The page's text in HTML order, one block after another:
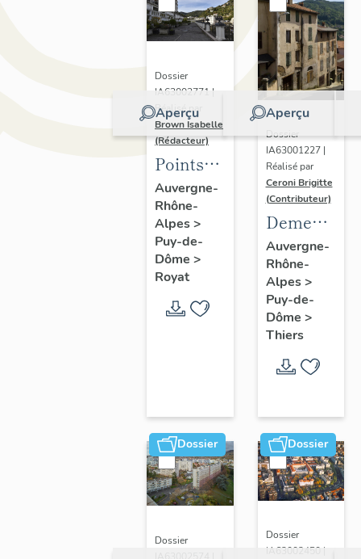
Aperçu
Dossier
IA63002771 |
Réalisé par
Brown Isabelle
(Rédacteur)
Points
de vue
sur le
paysage
thermal
Auvergne-
Rhône-
Alpes>
Puy-de-
Dôme >
Royat
Aperçu
Dossier
IA63001227 |
Réalisé par
Ceroni Brigitte
(Contributeur)
Demeures
en site
de pente
Auvergne-
Rhône-
Alpes>
Puy-de-
Dôme >
Thiers
Dossier
Dossier
Dossier
Dossier
IA63002450 |